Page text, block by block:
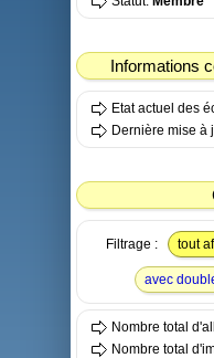
Informations
Etat actuel des
Dernière mise à
Filtrage : tout
avec
Nombre total
Nombre total